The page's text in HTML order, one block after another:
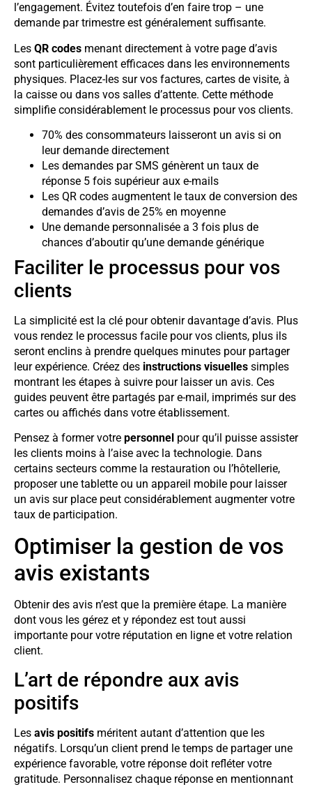
l’engagement. Évitez toutefois d’en faire trop – une
demande par trimestre est généralement suffisante.
Les QR codes menant directement à votre page d’avis
sont particulièrement efficaces dans les environnements
physiques. Placez-les sur vos factures, cartes de visite, à
la caisse ou dans vos salles d’attente. Cette méthode
simplifie considérablement le processus pour vos clients.
70% des consommateurs laisseront un avis si on
leur demande directement
Les demandes par SMS génèrent un taux de
réponse 5 fois supérieur aux e-mails
Les QR codes augmentent le taux de conversion des
demandes d’avis de 25% en moyenne
Une demande personnalisée a 3 fois plus de
chances d’aboutir qu’une demande générique
Faciliter le processus pour vos
clients
La simplicité est la clé pour obtenir davantage d’avis. Plus
vous rendez le processus facile pour vos clients, plus ils
seront enclins à prendre quelques minutes pour partager
leur expérience. Créez des instructions visuelles simples
montrant les étapes à suivre pour laisser un avis. Ces
guides peuvent être partagés par e-mail, imprimés sur des
cartes ou affichés dans votre établissement.
Pensez à former votre personnel pour qu’il puisse assister
les clients moins à l’aise avec la technologie. Dans
certains secteurs comme la restauration ou l’hôtellerie,
proposer une tablette ou un appareil mobile pour laisser
un avis sur place peut considérablement augmenter votre
taux de participation.
Optimiser la gestion de vos
avis existants
Obtenir des avis n’est que la première étape. La manière
dont vous les gérez et y répondez est tout aussi
importante pour votre réputation en ligne et votre relation
client.
L’art de répondre aux avis
positifs
Les avis positifs méritent autant d’attention que les
négatifs. Lorsqu’un client prend le temps de partager une
expérience favorable, votre réponse doit refléter votre
gratitude. Personnalisez chaque réponse en mentionnant